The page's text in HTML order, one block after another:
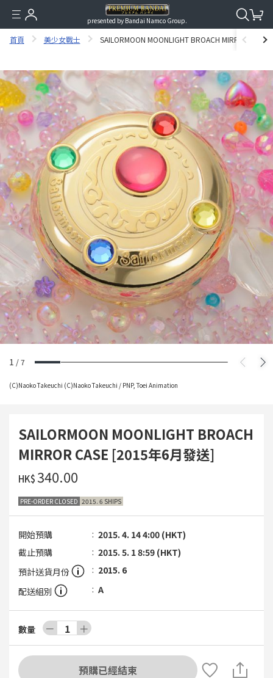
presented by Bandai Namco Group.
首頁 美少女戰士 SAILORMOON MOONLIGHT BROACH MIRROR
1 /7
(C)Naoko Takeuchi (C)Naoko Takeuchi / PNP, Toei Animation
SAILORMOON MOONLIGHT BROACH
MIRROR CASE [2015年6月發送]
HK$ ‌340.00
PRE-ORDER CLOSED 2015. 6 SHIPS
開始預購
2015. 4. 14 4:00 (HKT)
截止預購
2015. 5. 1 8:59 (HKT)
預計送貨月份
2015. 6
配送組別
A
數量 － 1 ＋
預購已經結束